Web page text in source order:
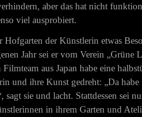
aber das hat nicht
viel ausprobiert.
Hofgarten der Künstlerin etwas
Jahr sei er vom Verein „Grüne
aus Japan habe eine
und ihre Kunst gedreht: „Da
sagt sie und lacht. Stattdessen sei
in ihrem Garten und